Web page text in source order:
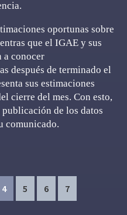
oportunas sobre
que el IGAE y sus
a conocer
después de terminado el
sus estimaciones
cierre del mes. Con esto,
publicación de los datos
comunicado.
Page
4 Page
5 Page
6 Page
7